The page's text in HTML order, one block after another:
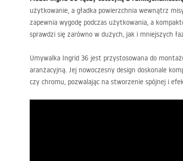
użytkowanie, a gładka powierzchnia wewnątrz
zapewnia wygodę podczas użytkowania, a
sprawdzi się zarówno w dużych, jak i mniejszych
Umywalka Ingrid 36 jest przystosowana do
aranżacyjną. Jej nowoczesny design doskonale
czy chromu, pozwalając na stworzenie spójnej i